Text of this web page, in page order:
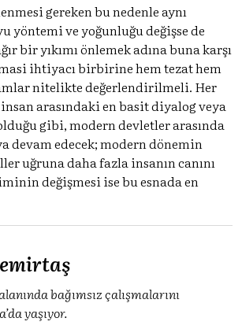
gereken bu nedenle aynı
yöntemi ve yoğunluğu değişse de
bir yıkımı önlemek adına buna karşı
ihtiyacı birbirine hem tezat hem
nitelikte değerlendirilmeli. Her
arasındaki en basit diyalog veya
gibi, modern devletler arasında
devam edecek; modern dönemin
uğruna daha fazla insanın canını
değişmesi ise bu esnada en
bağımsız çalışmalarını
yaşıyor.